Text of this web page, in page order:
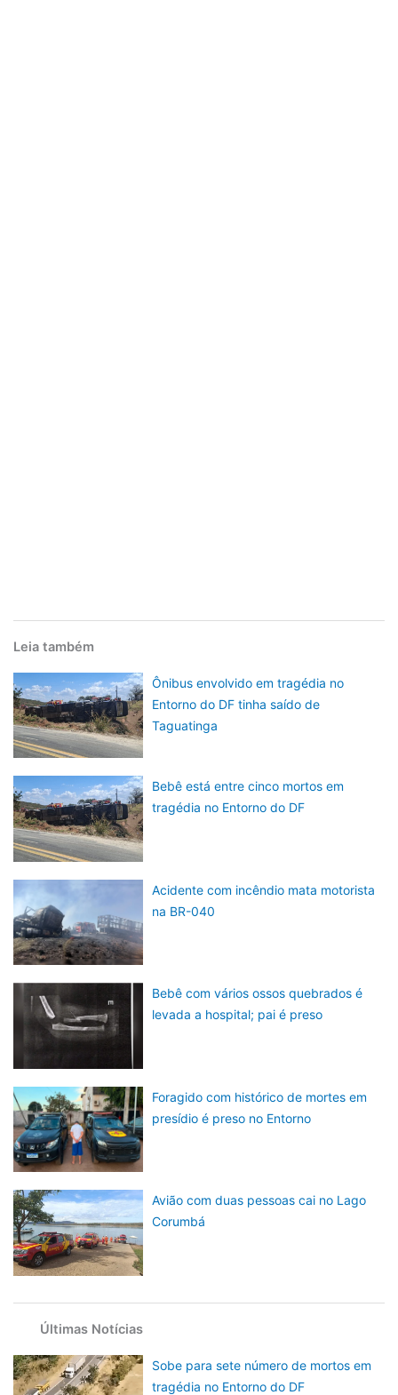
Leia também
Ônibus envolvido em tragédia no
Entorno do DF tinha saído de
Taguatinga
Bebê está entre cinco mortos em
tragédia no Entorno do DF
Acidente com incêndio mata motorista
na BR-040
Bebê com vários ossos quebrados é
levada a hospital; pai é preso
Foragido com histórico de mortes em
presídio é preso no Entorno
Avião com duas pessoas cai no Lago
Corumbá
Últimas Notícias
Sobe para sete número de mortos em
tragédia no Entorno do DF